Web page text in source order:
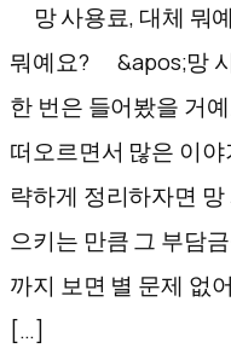
가
기
망 사용료, 대체
뭐예요? &apos;망
한 번은 들어봤을 거
떠오르면서 많은 이
략하게 정리하자면
으키는 만큼 그 부담
까지 보면 별 문제 없
[…]